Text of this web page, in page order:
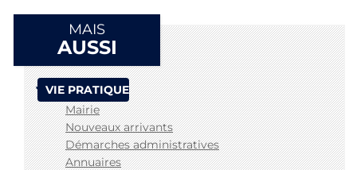
MAIS
AUSSI
VIE PRATIQUE
Mairie
Nouveaux arrivants
Démarches administratives
Annuaires